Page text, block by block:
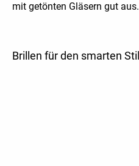
mit getönten Gläsern gut aus.
Brillen für den smarten Stil